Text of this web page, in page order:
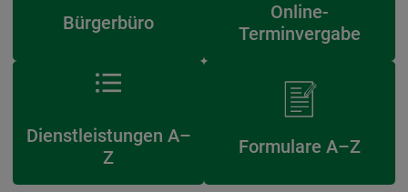
Bürgerbüro
Online-
Terminvergabe
Dienstleistungen A–
Z
Formulare A–Z